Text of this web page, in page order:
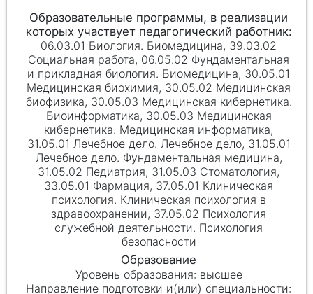
06.03.01 Биология. Биомедицина, 39.03.02
Социальная работа, 06.05.02 Фундаментальная
и прикладная биология. Биомедицина, 30.05.01
Медицинская биохимия, 30.05.02 Медицинская
биофизика, 30.05.03 Медицинская кибернетика.
Биоинформатика, 30.05.03 Медицинская
кибернетика. Медицинская информатика,
31.05.01 Лечебное дело. Лечебное дело, 31.05.01
Лечебное дело. Фундаментальная медицина,
31.05.02 Педиатрия, 31.05.03 Стоматология,
33.05.01 Фармация, 37.05.01 Клиническая
психология. Клиническая психология в
здравоохранении, 37.05.02 Психология
служебной деятельности. Психология
безопасности
высшее